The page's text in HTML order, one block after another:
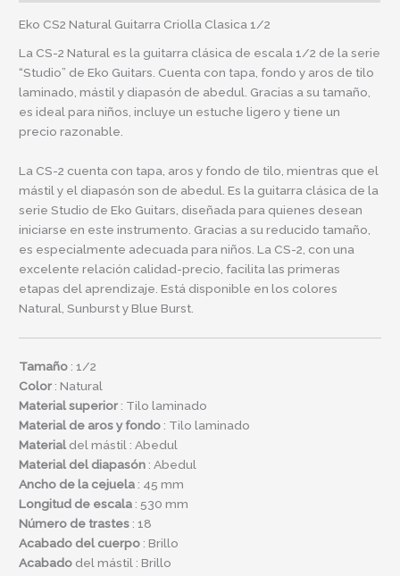
Eko CS2 Natural Guitarra Criolla Clasica 1/2
La CS-2 Natural es la guitarra clásica de escala 1/2 de la serie
“Studio” de Eko Guitars. Cuenta con tapa, fondo y aros de tilo
laminado, mástil y diapasón de abedul. Gracias a su tamaño,
es ideal para niños, incluye un estuche ligero y tiene un
precio razonable.
La CS-2 cuenta con tapa, aros y fondo de tilo, mientras que el
mástil y el diapasón son de abedul. Es la guitarra clásica de la
serie Studio de Eko Guitars, diseñada para quienes desean
iniciarse en este instrumento. Gracias a su reducido tamaño,
es especialmente adecuada para niños. La CS-2, con una
excelente relación calidad-precio, facilita las primeras
etapas del aprendizaje. Está disponible en los colores
Natural, Sunburst y Blue Burst.
Tamaño: 1/2
Color: Natural
Material superior: Tilo laminado
Material de aros y fondo: Tilo laminado
Materialdel mástil : Abedul
Material del diapasón: Abedul
Ancho de la cejuela: 45 mm
Longitud de escala: 530 mm
Número de trastes: 18
Acabado del cuerpo: Brillo
Acabado del mástil : Brillo